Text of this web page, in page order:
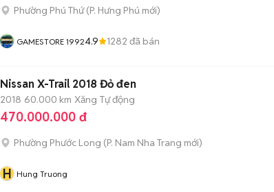
Phường Phú Thứ(P. Hưng Phú mới)
GAMESTORE 19924.9 1282 đã bán
Nissan X-Trail 2018 Đỏ đen
2018 60.000 km Xăng Tự động
470.000.000 đ
Phường Phước Long (P. Nam Nha Trang mới)
H Hung Truong